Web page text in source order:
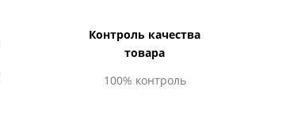
Контроль качества
товара
100% контроль